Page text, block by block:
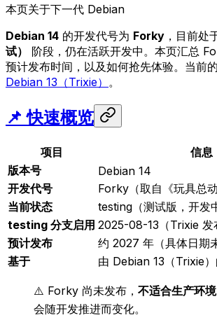
本页关于下一代 Debian
Debian 14 的开发代号为 Forky ，目前处
试）
阶段，仍在活跃开发中。本页汇总
预计发布时间，以及如何抢先体验。当前
Debian 13（Trixie） 。
📌 快速概览
项目
信息
版本号
Debian 14
开发代号
Forky（取自《玩具总
当前状态
testing（测试版，开发
testing 分支启用 2025-08-13（Trixie 发
预计发布
约 2027 年（具体日期
基于
由 Debian 13（Trixie
⚠️ Forky 尚未发布， 不适合生产环境
会随开发推进而变化。